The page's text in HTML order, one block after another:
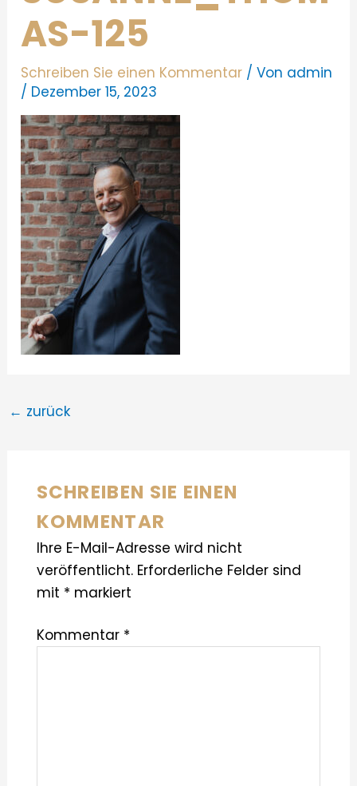
AS-125
Schreiben Sie einen Kommentar / Von admin
/ Dezember 15, 2023
← zurück
SCHREIBEN SIE EINEN
KOMMENTAR
Ihre E-Mail-Adresse wird nicht
veröffentlicht. Erforderliche Felder sind
mit * markiert
Kommentar *